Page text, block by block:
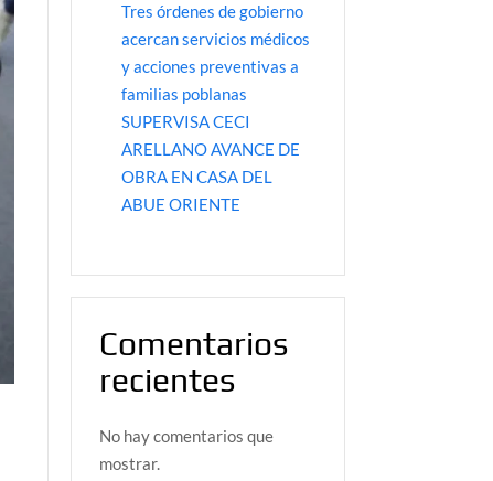
Tres órdenes de gobierno
acercan servicios médicos
y acciones preventivas a
familias poblanas
SUPERVISA CECI
ARELLANO AVANCE DE
OBRA EN CASA DEL
ABUE ORIENTE
Comentarios
recientes
No hay comentarios que
mostrar.